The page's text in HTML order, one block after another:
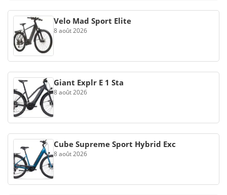
Velo Mad Sport Elite
8 août 2026
Giant Explr E 1 Sta
8 août 2026
Cube Supreme Sport Hybrid Exc
8 août 2026